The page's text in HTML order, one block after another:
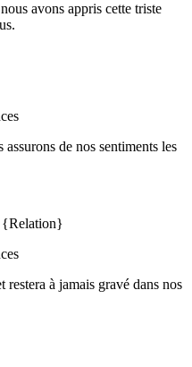
avons appris cette triste
de nos sentiments les
{Relation}
restera à jamais gravé dans nos